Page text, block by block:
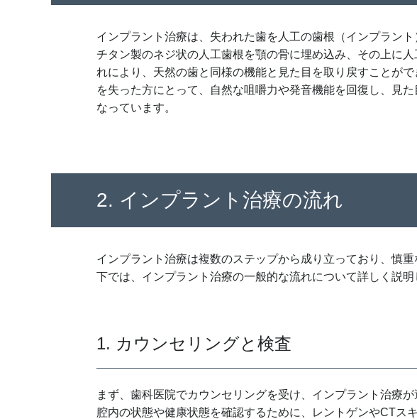
インプラント治療は、失われた歯を人工の歯根（インプラン
チタン製のネジ状の人工歯根を顎の骨に埋め込み、その上に
れにより、天然の歯と同様の機能と見た目を取り戻すことが
を失った方にとって、自然な咀嚼力や発音機能を回復し、見
なっています。
2. インプラント治療の流れ
インプラント治療は複数のステップから成り立っており、慎
下では、インプラント治療の一般的な流れについて詳しく説明
1. カウンセリングと検査
まず、歯科医院でカウンセリングを受け、インプラント治療
腔内の状態や健康状態を確認するために、レントゲンやCTス